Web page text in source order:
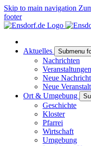
Skip to main navigation
footer
Aktuelles Submenu
Nachrichten
Veranstaltungen
Neue
Neue
Ort & Umgebung
Geschichte
Kloster
Pfarrei
Wirtschaft
Umgebung